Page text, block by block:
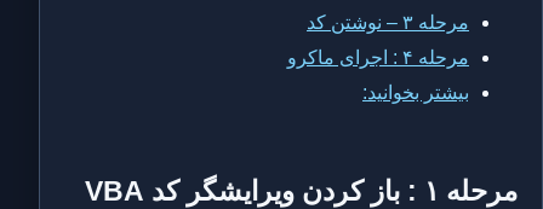
مرحله ۳ – نوشتن کد
مرحله ۴ : اجرای ماکرو
بیشتر بخوانید:
مرحله ۱ : باز کردن ویرایشگر کد VBA